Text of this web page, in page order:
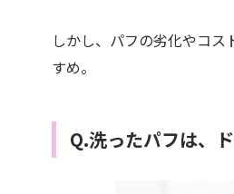
しかし、パフの劣化やコ
すめ。
Q.洗ったパフは、